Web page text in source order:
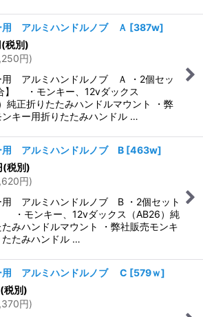
用 アルミハンドルノブ Ａ [387w]
(税別)
円)
用 アルミハンドルノブ Ａ ・2個セッ
】 ・モンキー、12vダックス
純正折りたたみハンドルマウント ・弊
キー用折りたたみハンドル …
用 アルミハンドルノブ B [463w]
(税別)
円)
用 アルミハンドルノブ B ・2個セット
・モンキー、12vダックス（AB26）純
みハンドルマウント ・弊社販売モンキ
たたみハンドル …
用 アルミハンドルノブ C [579ｗ]
(税別)
円)